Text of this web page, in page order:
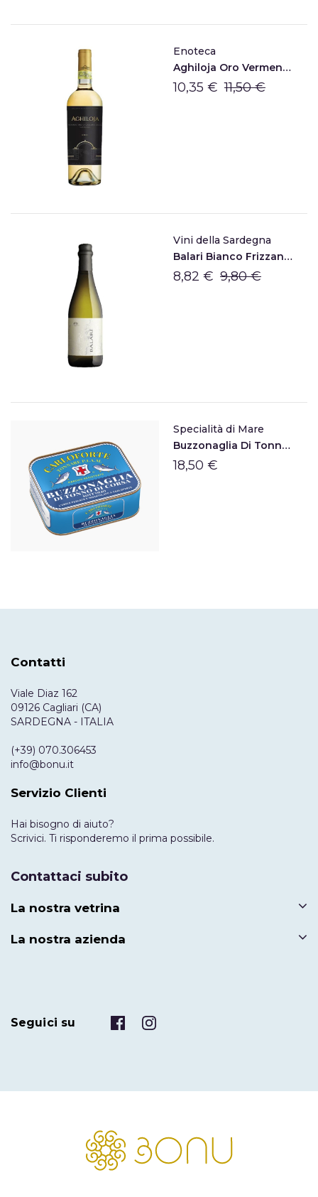
Enoteca
Aghiloja Oro Vermentino Di Gallura DOCG
10,35 € 11,50 €
Vini della Sardegna
Balari Bianco Frizzante
8,82 € 9,80 €
Specialità di Mare
Buzzonaglia Di Tonno Sott'olio Di Carloforte
18,50 €
Contatti
Viale Diaz 162
09126 Cagliari (CA)
SARDEGNA - ITALIA
(+39) 070.306453
info@bonu.it
Servizio Clienti
Hai bisogno di aiuto?
Scrivici. Ti risponderemo il prima possibile.
Contattaci subito
La nostra vetrina
La nostra azienda
Seguici su